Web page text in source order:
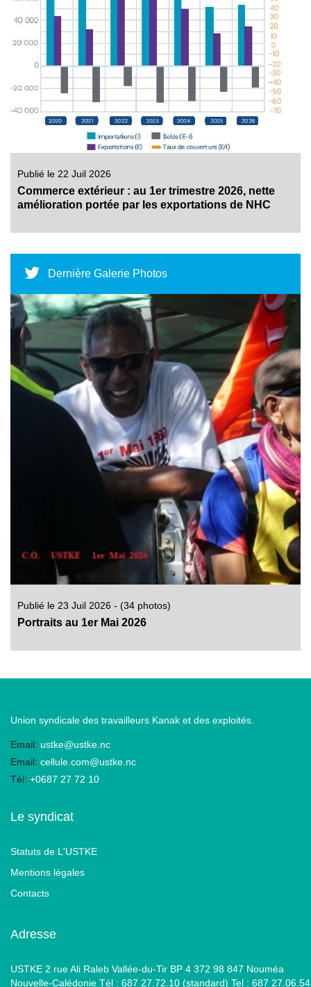
Publié le 22 Juil 2026
Commerce extérieur : au 1er trimestre 2026, nette
amélioration portée par les exportations de NHC
Dernière Galerie Photos
Publié le 23 Juil 2026 - (34 photos)
Portraits au 1er Mai 2026
Union syndicale des travailleurs Kanak et des exploités.
Email: ustke@ustke.nc
Email: cellule.com@ustke.nc
Tél: +0687 27 72 10
Le syndicat
Statuts de L'USTKE
Mentions légales
Contacts
Adresse
USTKE 2 rue Ali Raleb Vallée-du-Tir BP 4 372 98 847 Nouméa
Nouvelle-Calédonie Tél : 687 27.72.10 (standard) Tel : 687 27.06.54